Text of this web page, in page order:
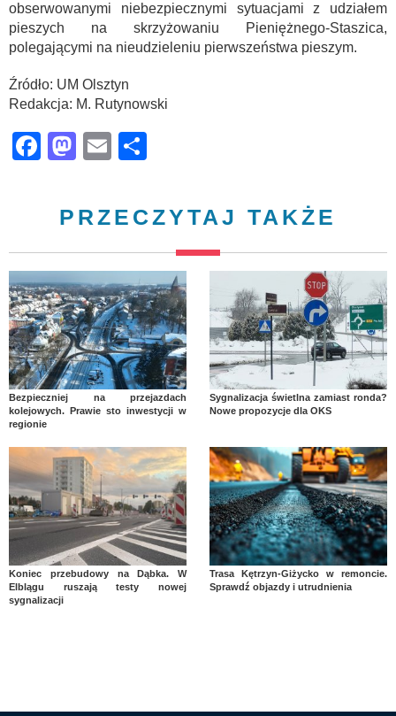
obserwowanymi niebezpiecznymi sytuacjami z udziałem
pieszych na skrzyżowaniu Pieniężnego-Staszica,
polegającymi na nieudzieleniu pierwszeństwa pieszym.
Źródło: UM Olsztyn
Redakcja: M. Rutynowski
Facebook
Mastodon
Email
PRZECZYTAJ TAKŻE
Bezpieczniej na przejazdach
kolejowych. Prawie sto inwestycji w
regionie
Sygnalizacja świetlna zamiast ronda?
Nowe propozycje dla OKS
Koniec przebudowy na Dąbka. W
Elblągu ruszają testy nowej
sygnalizacji
Trasa Kętrzyn-Giżycko w remoncie.
Sprawdź objazdy i utrudnienia